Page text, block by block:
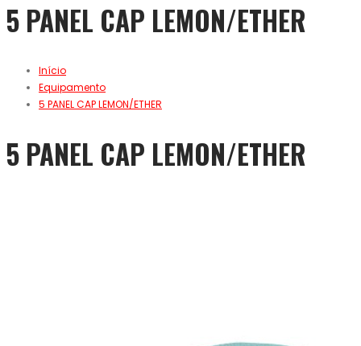
5 PANEL CAP LEMON/ETHER
Início
Equipamento
5 PANEL CAP LEMON/ETHER
5 PANEL CAP LEMON/ETHER